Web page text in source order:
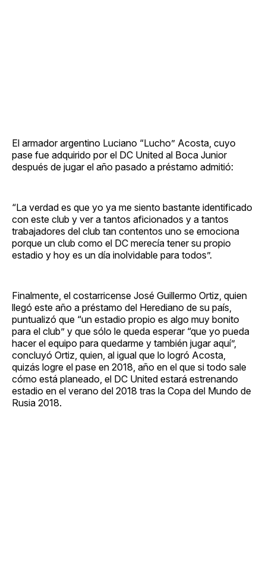
El armador argentino Luciano “Lucho” Acosta, cuyo
pase fue adquirido por el DC United al Boca Junior
después de jugar el año pasado a préstamo admitió:
“La verdad es que yo ya me siento bastante identificado
con este club y ver a tantos aficionados y a tantos
trabajadores del club tan contentos uno se emociona
porque un club como el DC merecía tener su propio
estadio y hoy es un día inolvidable para todos”.
Finalmente, el costarricense José Guillermo Ortiz, quien
llegó este año a préstamo del Herediano de su país,
puntualizó que “un estadio propio es algo muy bonito
para el club” y que sólo le queda esperar “que yo pueda
hacer el equipo para quedarme y también jugar aquí”,
concluyó Ortiz, quien, al igual que lo logró Acosta,
quizás logre el pase en 2018, año en el que si todo sale
cómo está planeado, el DC United estará estrenando
estadio en el verano del 2018 tras la Copa del Mundo de
Rusia 2018.